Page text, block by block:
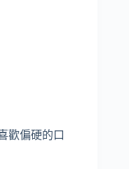
歡偏硬的口